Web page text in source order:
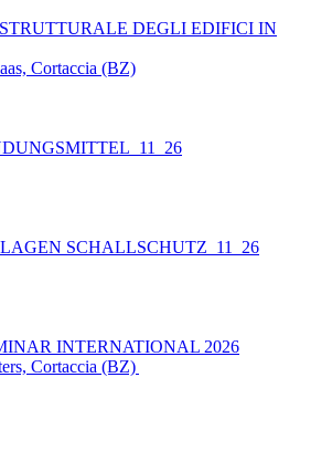
DEGLI EDIFICI IN
Cortaccia (BZ)
SCHALLSCHUTZ_11_26
INTERNATIONAL 2026
Cortaccia (BZ)